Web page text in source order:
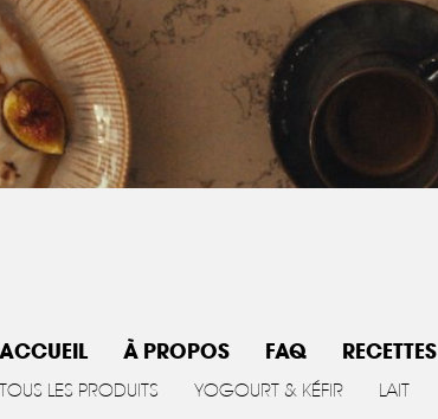
ACCUEIL À PROPOS FAQ RECETTES
TOUS LES PRODUITS YOGOURT & KÉFIR LAIT